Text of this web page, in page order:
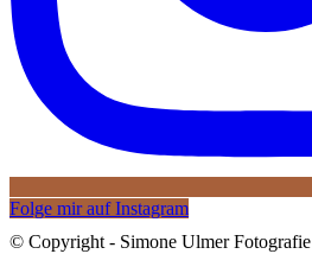
Folge mir auf Instagram
© Copyright - Simone Ulmer Fotografie